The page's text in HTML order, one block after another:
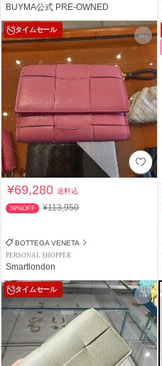
BUYMA公式 PRE-OWNED
タイムセール
¥69,280送料込
39%OFF ¥113,950
BOTTEGA VENETA
PERSONAL SHOPPER
Smartlondon
タイムセール